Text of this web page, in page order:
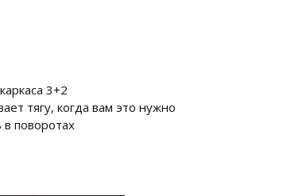
3+2
тягу, когда вам это нужно
поворотах